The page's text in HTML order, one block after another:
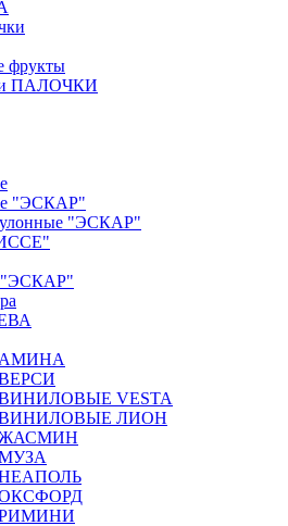
фрукты
ПАЛОЧКИ
"ЭСКАР"
"ЭСКАР"
"ЭСКАР"
VESTA
ЛИОН
ЖАСМИН